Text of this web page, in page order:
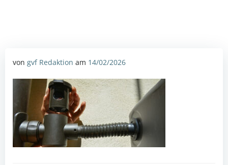
von gvf Redaktion am 14/02/2026